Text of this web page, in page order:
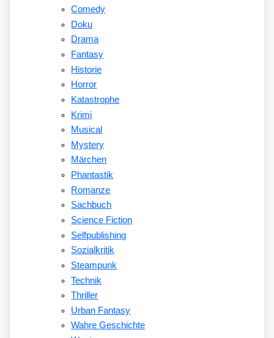
Comedy
Doku
Drama
Fantasy
Historie
Horror
Katastrophe
Krimi
Musical
Mystery
Märchen
Phantastik
Romanze
Sachbuch
Science Fiction
Selfpublishing
Sozialkritik
Steampunk
Technik
Thriller
Urban Fantasy
Wahre Geschichte